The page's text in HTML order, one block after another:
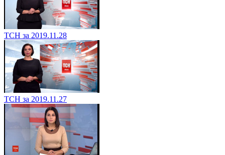
ТСН за 2019.11.28
ТСН за 2019.11.27